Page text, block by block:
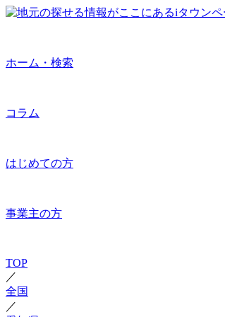
ホーム・検索
コラム
はじめての方
事業主の方
TOP
／
全国
／